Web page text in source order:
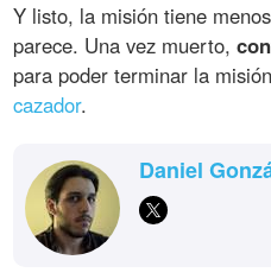
Y listo, la misión tiene
parece. Una vez muerto,
para poder terminar la
cazador.
Daniel